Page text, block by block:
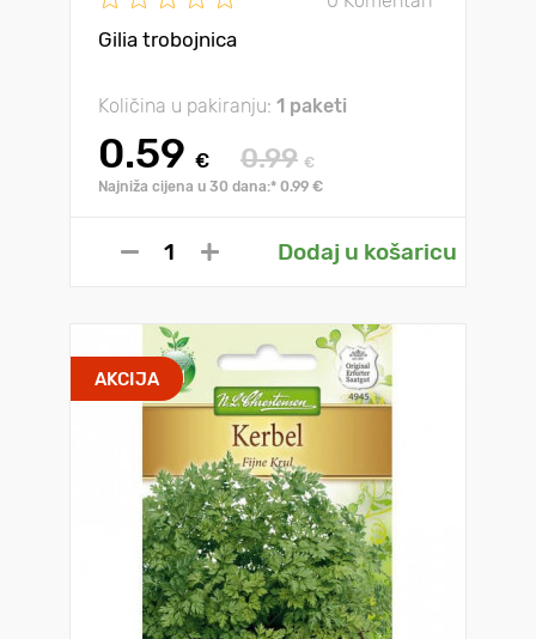
Gilia trobojnica
Količina u pakiranju: 1 paketi
0.59 € 0.99 €
Najniža cijena u 30 dana:* 0.99 €
Dodaj u košaricu
AKCIJA